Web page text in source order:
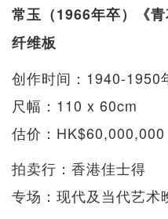
常玉（1966年卒）《
纤维板
创作时间：1940-1950
尺幅：110 x 60cm
估价：
拍卖行：香港佳士得
专场：现代及当代艺术